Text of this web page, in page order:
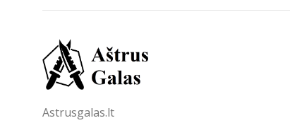
Astrusgalas.lt